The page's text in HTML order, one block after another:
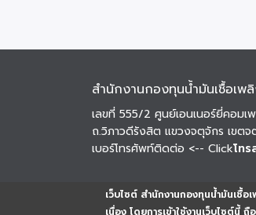
เว็บไซต์ สำนักงานกองทุนน้ำมันเชื้
เนื่อง โดยการเข้าใช้งานเว็บไซต์นี้
สำนักงานกองทุนน้ำมันเชื้อเพ
เลขที่ 555/2 ศูนย์เอนเนอร์ยี่คอมเ
ถ.วิภาวดีรังสิต แขวงจตุจักร เขต
เบอร์โทรศัพท์ติดต่อ <-- Clickโทร